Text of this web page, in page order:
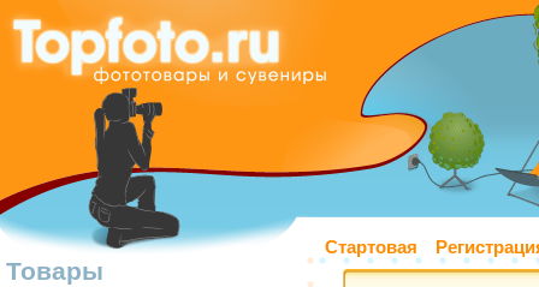
Стартовая
Товары